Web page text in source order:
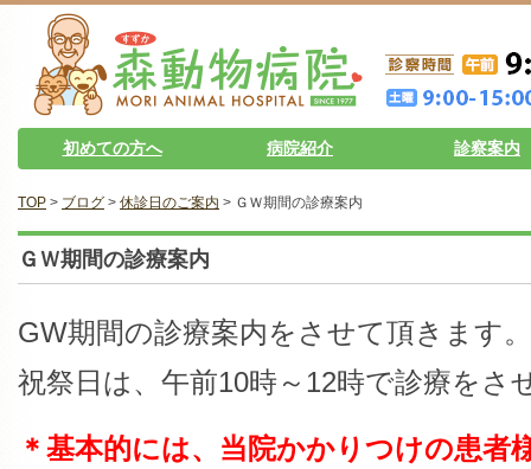
初めての方へ 病院紹介 診察案内
TOP > ブログ > 休診日のご案内 > ＧＷ期間の診療案内
ＧＷ期間の診療案内
GW期間の診療案内をさせて頂きます
祝祭日は、午前10時～12時で診療をさ
＊基本的には、当院かかりつけの患者